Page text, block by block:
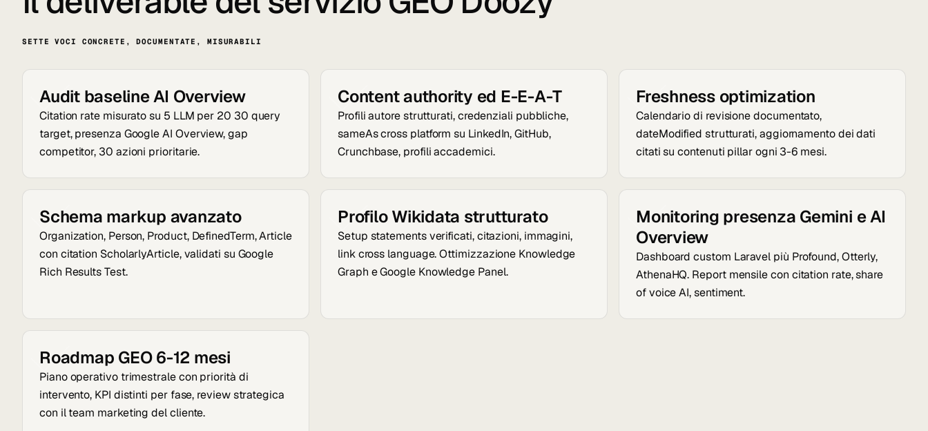
SETTE VOCI CONCRETE, DOCUMENTATE, MISURABILI
Audit baseline AI Overview
Citation rate misurato su 5 LLM per 20 30 query
target, presenza Google AI Overview, gap
competitor, 30 azioni prioritarie.
Content authority ed E-E-A-T
Profili autore strutturati, credenziali pubbliche,
sameAs cross platform su LinkedIn, GitHub,
Crunchbase, profili accademici.
Freshness optimization
Calendario di revisione documentato,
dateModified strutturati, aggiornamento dei dati
citati su contenuti pillar ogni 3-6 mesi.
Schema markup avanzato
Organization, Person, Product, DefinedTerm, Article
con citation ScholarlyArticle, validati su Google
Rich Results Test.
Profilo Wikidata strutturato
Setup statements verificati, citazioni, immagini,
link cross language. Ottimizzazione Knowledge
Graph e Google Knowledge Panel.
Monitoring presenza Gemini e AI
Overview
Dashboard custom Laravel più Profound, Otterly,
AthenaHQ. Report mensile con citation rate, share
of voice AI, sentiment.
Roadmap GEO 6-12 mesi
Piano operativo trimestrale con priorità di
intervento, KPI distinti per fase, review strategica
con il team marketing del cliente.